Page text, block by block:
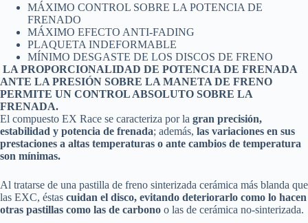
MÁXIMO CONTROL SOBRE LA POTENCIA DE
FRENADO
MÁXIMO EFECTO ANTI-FADING
PLAQUETA INDEFORMABLE
MÍNIMO DESGASTE DE LOS DISCOS DE FRENO
LA PROPORCIONALIDAD DE POTENCIA DE FRENADA
ANTE LA PRESIÓN SOBRE LA MANETA DE FRENO
PERMITE UN CONTROL ABSOLUTO SOBRE LA
FRENADA.
El compuesto EX Race se caracteriza por la gran precisión,
estabilidad y potencia de frenada; además, las variaciones en sus
prestaciones a altas temperaturas o ante cambios de temperatura
son mínimas.
Al tratarse de una pastilla de freno sinterizada cerámica más blanda que
las EXC, éstas cuidan el disco, evitando deteriorarlo como lo hacen
otras pastillas como las de carbono o las de cerámica no-sinterizada.